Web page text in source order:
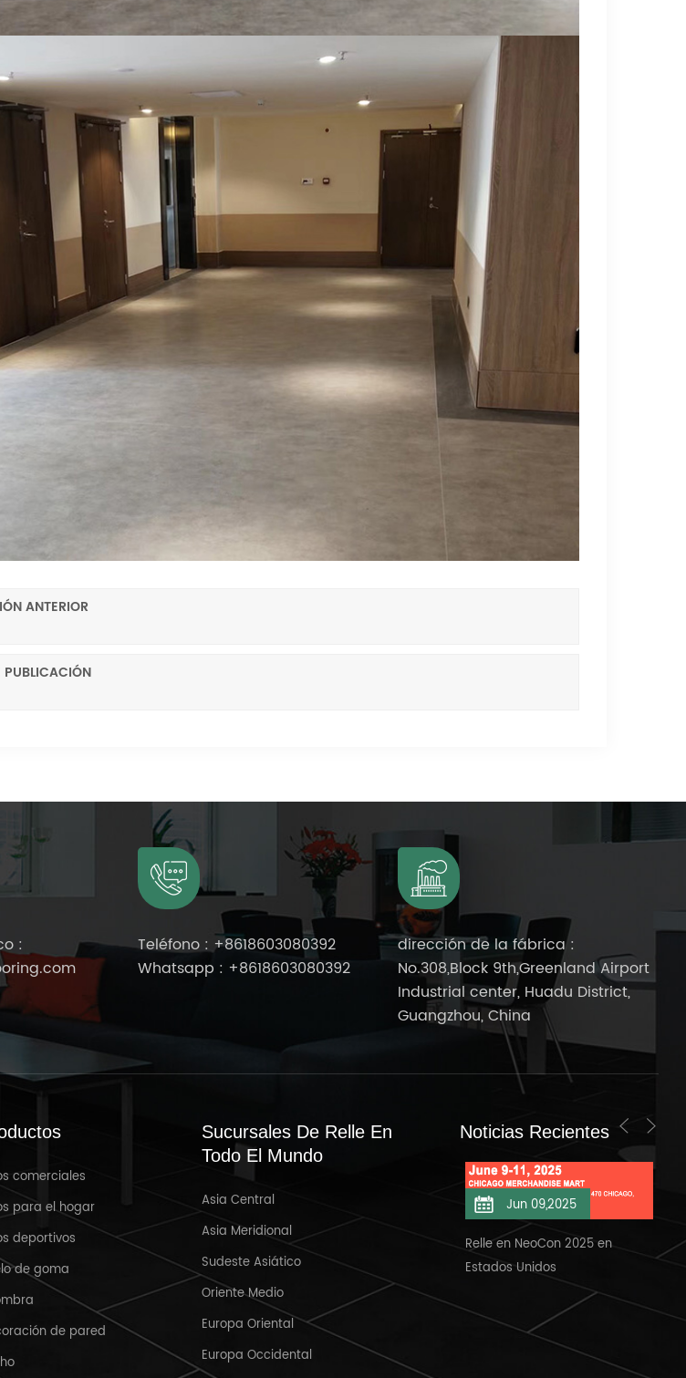
ANTERIOR
PUBLICACIÓN
:
Teléfono : +8618603080392
Whatsapp : +8618603080392
dirección de la fábrica :
No.308,Block 9th,Greenland Airport
Industrial center, Huadu District,
Guangzhou, China
comerciales
para el hogar
deportivos
de goma
de pared
Sucursales De Relle En
Todo El Mundo
Asia Central
Asia Meridional
Sudeste Asiático
Oriente Medio
Europa Oriental
Europa Occidental
Noticias Recientes
Bienvenido a Crocus Expo IEC,
Moscú, Rusia MosBuild 2025
Relle en NeoCon 2025/6/11
Jun 09,2025
Relle en NeoCon 2025 en
Estados Unidos